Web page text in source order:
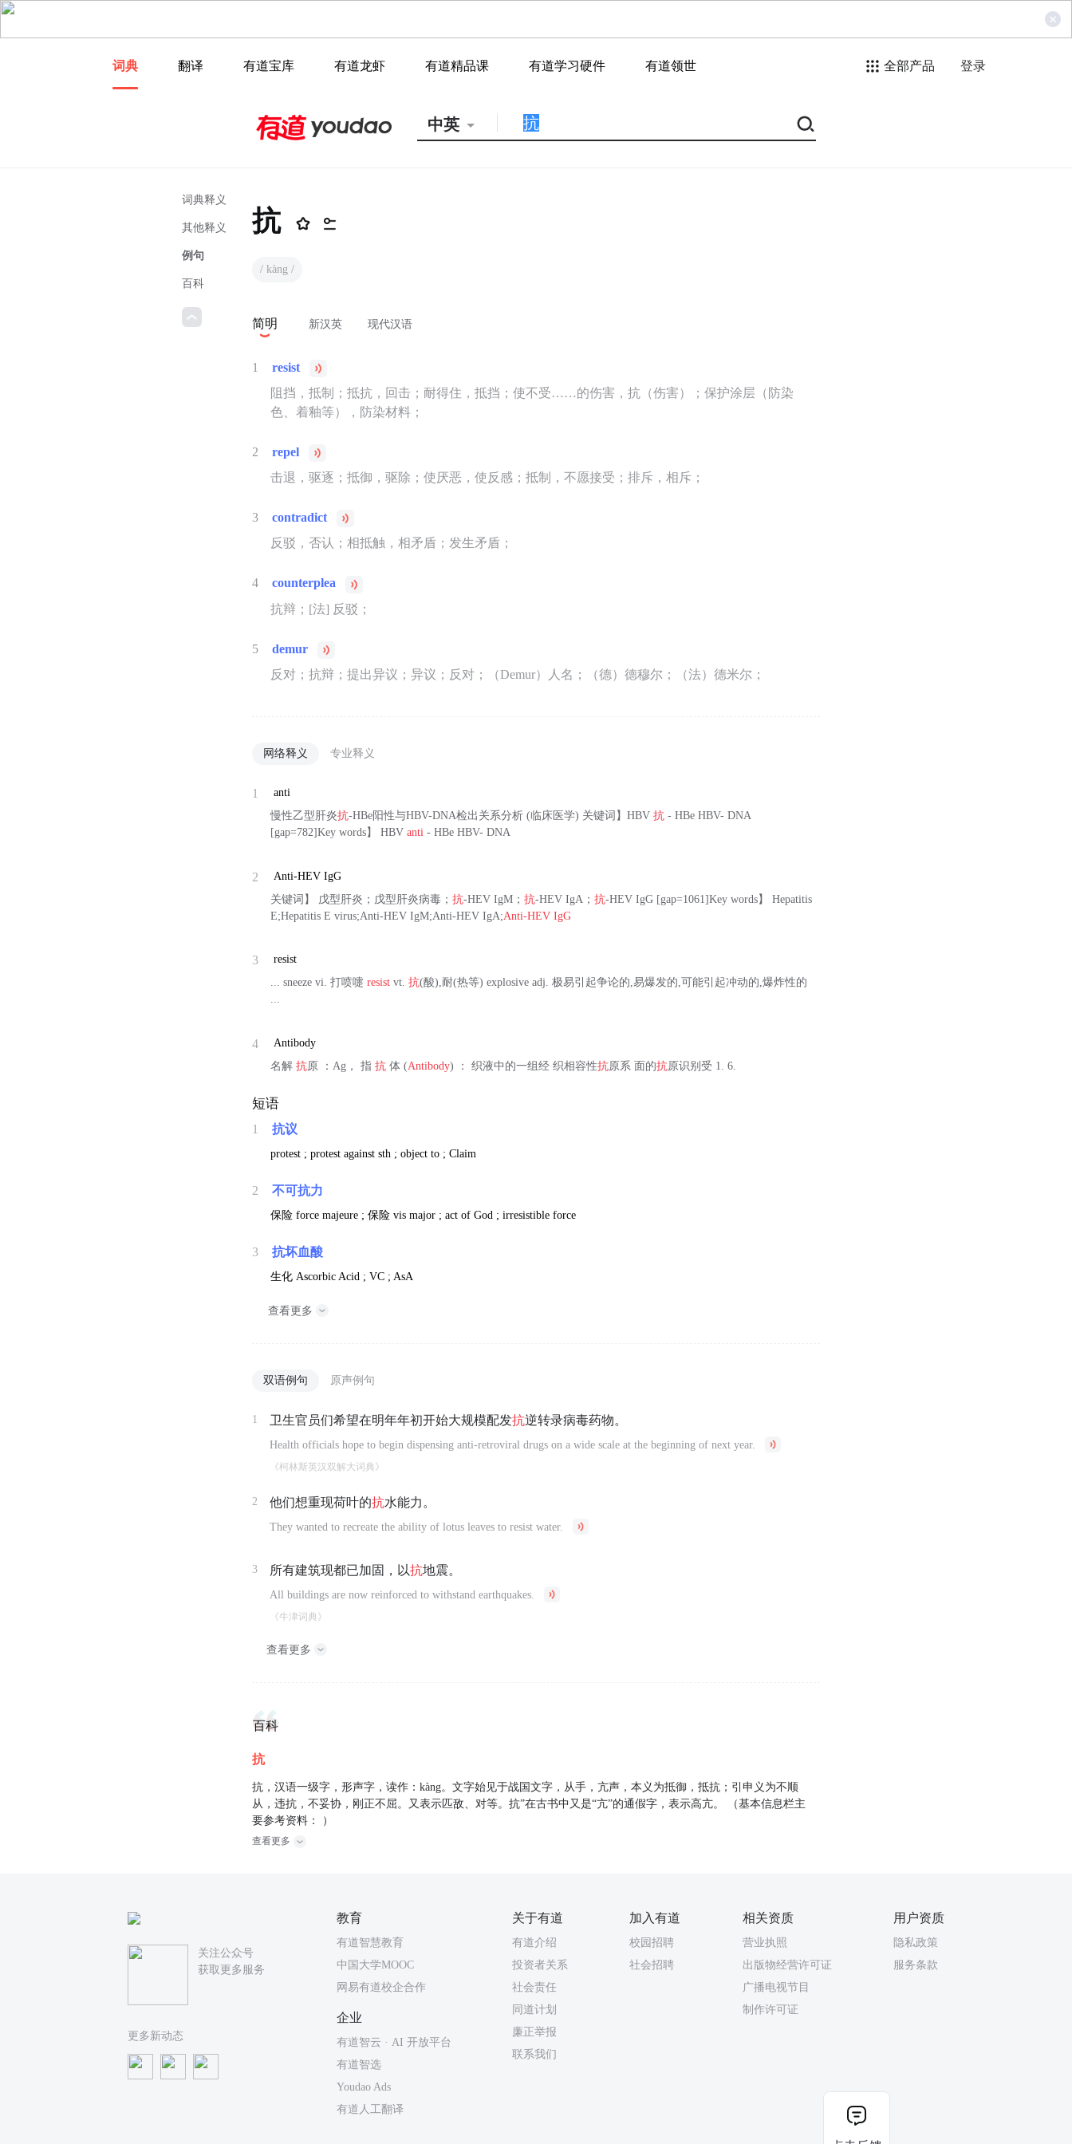
词典 翻译 有道宝库 有道龙虾 有道精品课 有道学习硬件 有道领世 全部产品 登录
中英
词典释义
其他释义
例句
百科
抗
/ kàng /
简明 新汉英 现代汉语
1
resist
阻挡，抵制；抵抗，回击；耐得住，抵挡；使不受……的伤害，抗（伤害）；保护涂层（防染
色、着釉等），防染材料；
2
repel
击退，驱逐；抵御，驱除；使厌恶，使反感；抵制，不愿接受；排斥，相斥；
3
contradict
反驳，否认；相抵触，相矛盾；发生矛盾；
4
counterplea
抗辩；[法] 反驳；
5
demur
反对；抗辩；提出异议；异议；反对；（Demur）人名；（德）德穆尔；（法）德米尔；
网络释义 专业释义
1
anti
慢性乙型肝炎抗-HBe阳性与HBV-DNA检出关系分析 (临床医学) 关键词】HBV抗 - HBe HBV- DNA
[gap=782]Key words】 HBVanti - HBe HBV- DNA
2
Anti-HEV IgG
关键词】 戊型肝炎；戊型肝炎病毒；抗-HEV IgM；抗-HEV IgA；抗-HEV IgG [gap=1061]Key words】 Hepatitis
E;Hepatitis E virus;Anti-HEV IgM;Anti-HEV IgA;Anti-HEV IgG
3
resist
... sneeze vi. 打喷嚏resist vt.抗(酸),耐(热等) explosive adj. 极易引起争论的,易爆发的,可能引起冲动的,爆炸性的
...
4
Antibody
名解抗原 ：Ag， 指抗 体 (Antibody) ： 织液中的一组经 织相容性抗原系 面的抗原识别受 1. 6.
短语
1 抗议
protest ; protest against sth ; object to ; Claim
2 不可抗力
保险force majeure ;保险vis major ; act of God ; irresistible force
3 抗坏血酸
生化 Ascorbic Acid ; VC ; AsA
查看更多
双语例句 原声例句
1 卫生官员们希望在明年年初开始大规模配发抗逆转录病毒药物。
Health officials hope to begin dispensing anti-retroviral drugs on a wide scale at the beginning of next year.
《柯林斯英汉双解大词典》
2 他们想重现荷叶的抗水能力。
They wanted to recreate the ability of lotus leaves to resist water.
3 所有建筑现都已加固，以抗地震。
All buildings are now reinforced to withstand earthquakes.
《牛津词典》
查看更多
百科
抗
抗，汉语一级字，形声字，读作：kàng。文字始见于战国文字，从手，亢声，本义为抵御，抵抗；引申义为不顺
从，违抗，不妥协，刚正不屈。又表示匹敌、对等。抗”在古书中又是“亢”的通假字，表示高亢。 （基本信息栏主
要参考资料： ）
查看更多
关注公众号
获取更多服务
更多新动态
教育
有道智慧教育
中国大学MOOC
网易有道校企合作
关于有道
有道介绍
投资者关系
社会责任
同道计划
廉正举报
联系我们
加入有道
校园招聘
社会招聘
相关资质
营业执照
出版物经营许可证
广播电视节目
制作许可证
用户资质
隐私政策
服务条款
企业
有道智云 · AI 开放平台
有道智选
Youdao Ads
有道人工翻译